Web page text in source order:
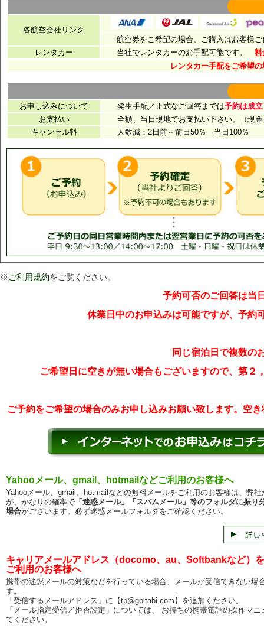
※ ご利用規約をご覧ください。
予約可否のご回答は当
休業日中のお申込みは可能ですが、予約
同じ宿泊日で複数の
ご希望日に空きが無い場合もございますので、第
ご予約をご希望の場合のみお申し込みお願い致します。空
Yahooメール、gmail、hotmailなどご利用のお客様へ
Yahooメール、gmail、hotmailなどの無料メールをご利用のお客様は、弊
が、かなりの確率で 「迷惑メール」「スパムメール」等のフォルダに振り
場合がございます。必ず迷惑メールフォルダをご確認ください。
キャリアメールアドレス（docomo、au、Softbankなど）を
ご利用のお客様へ
携帯の迷惑メールの対策などを行っている場合、メールが受信できない場
す。
「受信するメールアドレス」に【tp@goltabi.com】を追加ください。
「メール指定受信／拒否設定」については、 お持ちの携帯電話の操作マ
てください。